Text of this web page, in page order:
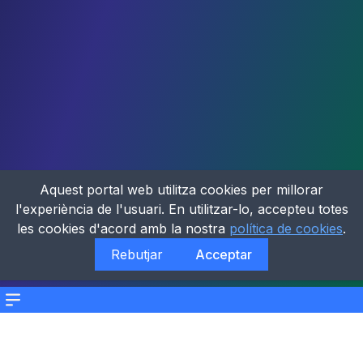
Menu
Aquest portal web utilitza cookies per millorar
l'experiència de l'usuari. En utilitzar-lo, accepteu totes
les cookies d'acord amb la nostra política de cookies.
Rebutjar
Acceptar